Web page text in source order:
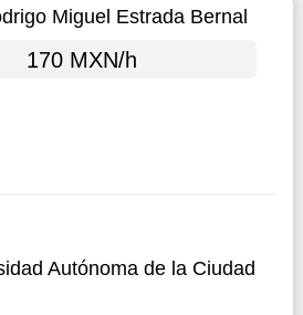
Miguel Estrada Bernal
170 MXN/h
Autónoma de la Ciudad